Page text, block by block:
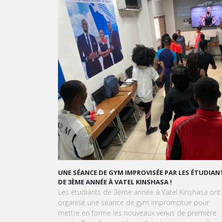
GRAND ORAL : TRANSFORMONS LE STRESS EN
GOURMAND !
À l'approche du Grand Oral, les étudiants de Vatel
Kinshasa sont invités à transformer le stress en
expérience aussi délicieuse qu'une création